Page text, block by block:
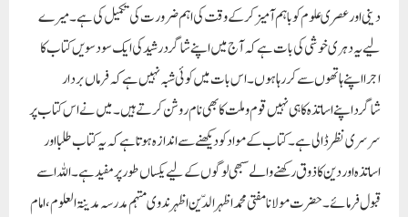
دینی اور عصری علوم کو باہم آمیز کرکے وقت کی اہم ضرورت کی تکمیل کی ہے۔ میرے
لیے یہ دہری خوشی کی بات ہے کہ آج میں اپنے شاگرد رشید کی ایک سودسویں کتاب کا
اجرا اپنے ہاتھوں سے کررہاہوں۔ اس بات میں کوئی شبہ نہیں ہے کہ فرماں بردار
شاگرداپنے اساتذہ کا ہی نہیں قوم و ملت کا بھی نام روشن کرتے ہیں۔ میں نے اس کتاب پر
سرسری نظر ڈالی ہے۔ کتاب کے مواد کو دیکھنے سے اندازہ ہوتا ہے کہ یہ کتاب طلبا اور
اساتذہ اور دین کا ذوق رکھنے والے سبھی لوگوں کے لیے یکساں طور پر مفید ہے۔ اللہ اسے
قبول فرمائے۔حضرت مولانا مفتی محمد اظہرالدّین اظہر ندوی مہتمم مدرسہ مدینۃ العلوم، امام